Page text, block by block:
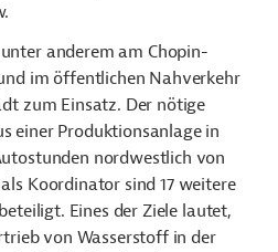
anderem am Chopin-
im öffentlichen Nahverkehr
zum Einsatz. Der nötige
einer Produktionsanlage in
nordwestlich von
Koordinator sind 17 weitere
Eines der Ziele lautet,
von Wasserstoff in der